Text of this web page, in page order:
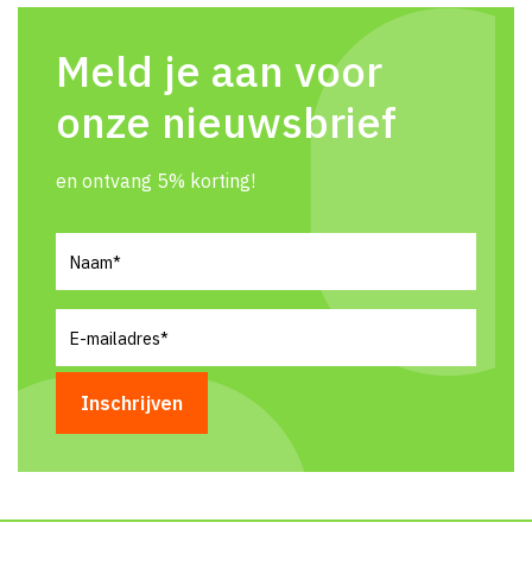
Meld je aan voor
onze nieuwsbrief
en ontvang 5% korting!
mailadres(Vereist)